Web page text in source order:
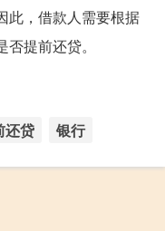
此，借款人需要根据
提前还贷。
还贷 银行